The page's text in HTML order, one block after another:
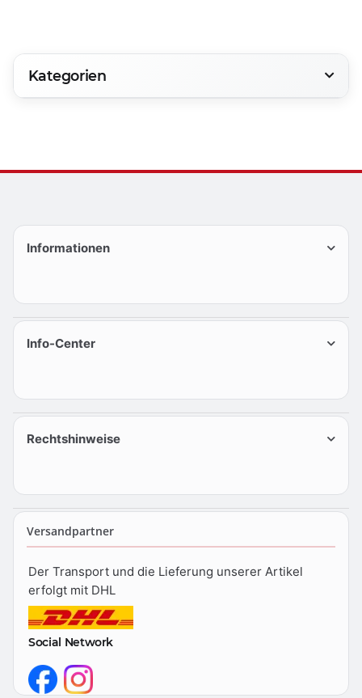
Kategorien
Informationen
Info-Center
Rechtshinweise
Versandpartner
Der Transport und die Lieferung unserer Artikel
erfolgt mit DHL
Social Network